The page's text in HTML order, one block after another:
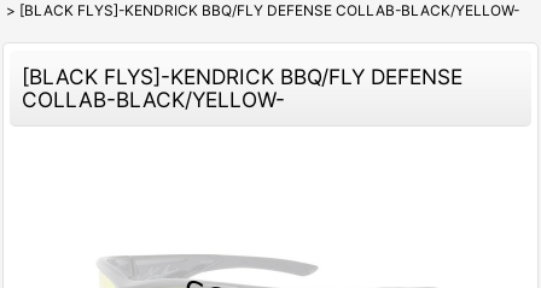
> [BLACK FLYS]-KENDRICK BBQ/FLY DEFENSE COLLAB-BLACK/YELLOW-
[BLACK FLYS]-KENDRICK BBQ/FLY DEFENSE
COLLAB-BLACK/YELLOW-